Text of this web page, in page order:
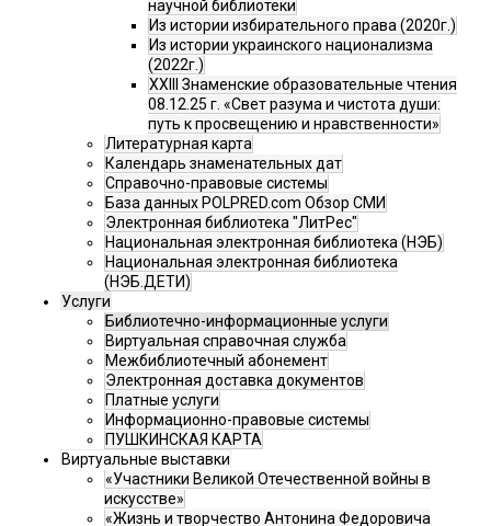
научной библиотеки
Из истории избирательного права (2020г.)
Из истории украинского национализма
(2022г.)
XXIII Знаменские образовательные чтения
08.12.25 г. «Свет разума и чистота души:
путь к просвещению и нравственности»
Литературная карта
Календарь знаменательных дат
Справочно-правовые системы
База данных POLPRED.com Обзор СМИ
Электронная библиотека "ЛитРес"
Национальная электронная библиотека (НЭБ)
Национальная электронная библиотека
(НЭБ.ДЕТИ)
Услуги
Библиотечно-информационные услуги
Виртуальная справочная служба
Межбиблиотечный абонемент
Электронная доставка документов
Платные услуги
Информационно-правовые системы
ПУШКИНСКАЯ КАРТА
Виртуальные выставки
«Участники Великой Отечественной войны в
искусстве»
«Жизнь и творчество Антонина Федоровича